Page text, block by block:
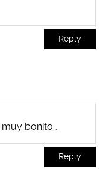
Reply
bonito…
Reply